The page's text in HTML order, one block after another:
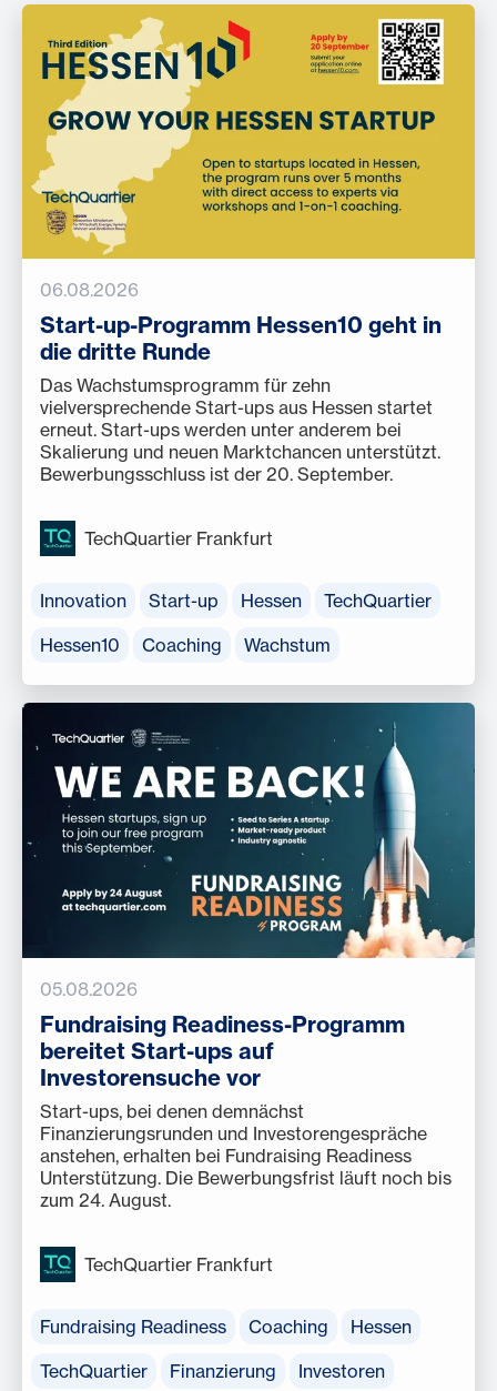
06.08.2026
Start-up-Programm Hessen10 geht in
die dritte Runde
Das Wachstumsprogramm für zehn
vielversprechende Start-ups aus Hessen startet
erneut. Start-ups werden unter anderem bei
Skalierung und neuen Marktchancen unterstützt.
Bewerbungsschluss ist der 20. September.
TechQuartier Frankfurt
Innovation Start-up Hessen
TechQuartier
Hessen10
Coaching Wachstum
05.08.2026
Fundraising Readiness-Programm
bereitet Start-ups auf
Investorensuche vor
Start-ups, bei denen demnächst
Finanzierungsrunden und Investorengespräche
anstehen, erhalten bei Fundraising Readiness
Unterstützung. Die Bewerbungsfrist läuft noch bis
zum 24. August.
TechQuartier Frankfurt
Fundraising Readiness Coaching
Hessen
TechQuartier
Finanzierung
Investoren